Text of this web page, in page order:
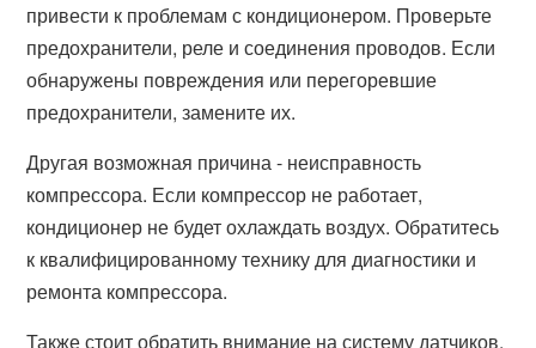
привести к проблемам с кондиционером. Проверьте
предохранители, реле и соединения проводов. Если
обнаружены повреждения или перегоревшие
предохранители, замените их.
Другая возможная причина - неисправность
компрессора. Если компрессор не работает,
кондиционер не будет охлаждать воздух. Обратитесь
к квалифицированному технику для диагностики и
ремонта компрессора.
Также стоит обратить внимание на систему датчиков.